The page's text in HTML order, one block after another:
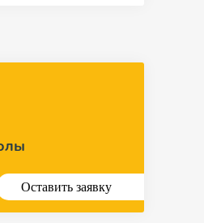
Оставить заявку